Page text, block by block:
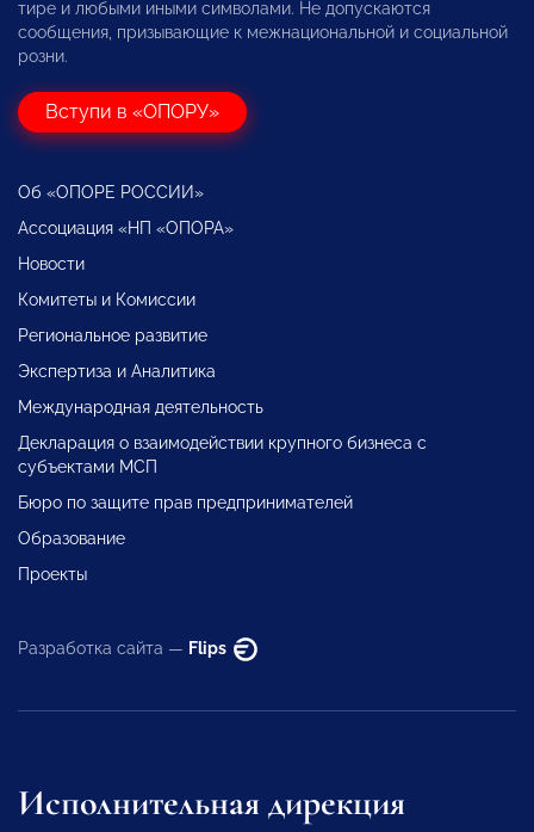
тире и любыми иными символами. Не допускаются
сообщения, призывающие к межнациональной и социальной
розни.
Вступи в «ОПОРУ»
Об «ОПОРЕ РОССИИ»
Ассоциация «НП «ОПОРА»
Новости
Комитеты и Комиссии
Региональное развитие
Экспертиза и Аналитика
Международная деятельность
Декларация о взаимодействии крупного бизнеса с
субъектами МСП
Бюро по защите прав предпринимателей
Образование
Проекты
Разработка сайта — Flips
Исполнительная дирекция